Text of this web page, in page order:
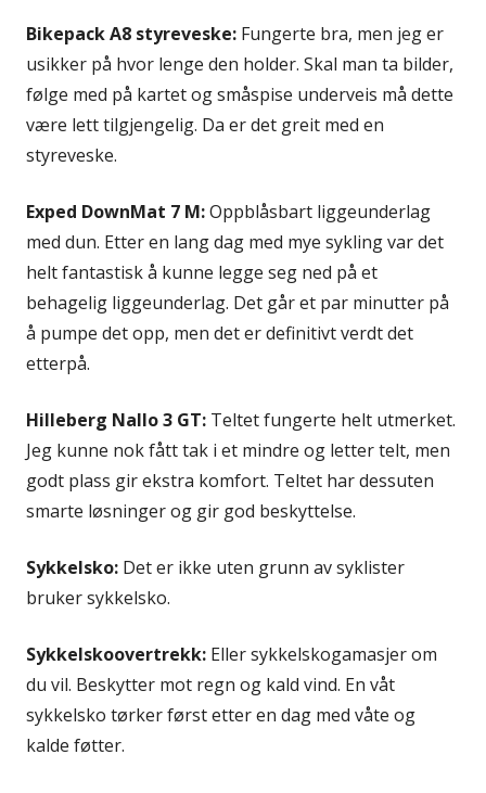
Bikepack A8 styreveske: Fungerte bra, men jeg er
usikker på hvor lenge den holder. Skal man ta bilder,
følge med på kartet og småspise underveis må dette
være lett tilgjengelig. Da er det greit med en
styreveske.
Exped DownMat 7 M:Oppblåsbart liggeunderlag
med dun. Etter en lang dag med mye sykling var det
helt fantastisk å kunne legge seg ned på et
behagelig liggeunderlag. Det går et par minutter på
å pumpe det opp, men det er definitivt verdt det
etterpå.
Hilleberg Nallo 3 GT: Teltet fungerte helt utmerket.
Jeg kunne nok fått tak i et mindre og letter telt, men
godt plass gir ekstra komfort. Teltet har dessuten
smarte løsninger og gir god beskyttelse.
Sykkelsko: Det er ikke uten grunn av syklister
bruker sykkelsko.
Sykkelskoovertrekk: Eller sykkelskogamasjer om
du vil. Beskytter mot regn og kald vind. En våt
sykkelsko tørker først etter en dag med våte og
kalde føtter.